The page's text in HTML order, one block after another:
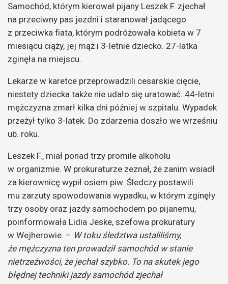
Samochód, którym kierował pijany Leszek F. zjechał
na przeciwny pas jezdni i staranował jadącego
z przeciwka fiata, którym podróżowała kobieta w 7
miesiącu ciąży, jej mąż i 3-letnie dziecko. 27-latka
zginęła na miejscu.
Lekarze w karetce przeprowadzili cesarskie cięcie,
niestety dziecka także nie udało się uratować. 44-letni
mężczyzna zmarł kilka dni później w szpitalu. Wypadek
przeżył tylko 3-latek. Do zdarzenia doszło we wrześniu
ub. roku.
Leszek F., miał ponad trzy promile alkoholu
w organizmie. W prokuraturze zeznał, że zanim wsiadł
za kierownicę wypił osiem piw. Śledczy postawili
mu zarzuty spowodowania wypadku, w którym zginęły
trzy osoby oraz jazdy samochodem po pijanemu,
poinformowała Lidia Jeske, szefowa prokuratury
w Wejherowie. – W toku śledztwa ustaliliśmy,
że mężczyzna ten prowadził samochód w stanie
nietrzeźwości, że jechał szybko. To na skutek jego
błędnej techniki jazdy samochód zjechał